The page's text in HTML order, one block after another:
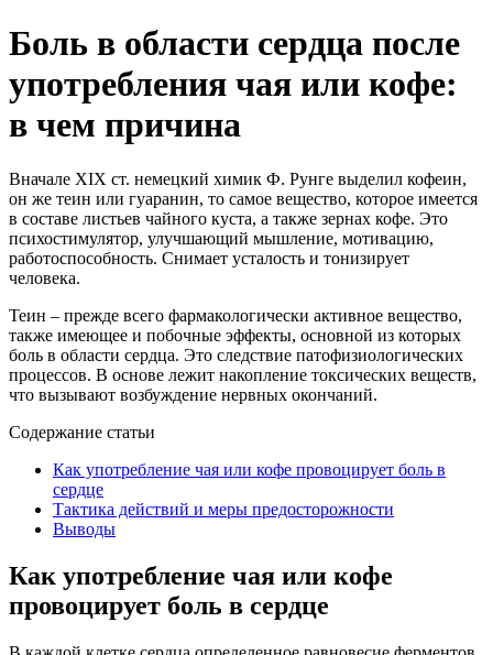
Боль в области сердца после
употребления чая или кофе:
в чем причина
Вначале XIX cт. немецкий химик Ф. Рунге выделил кофеин,
он же теин или гуаранин, то самое вещество, которое имеется
в составе листьев чайного куста, а также зернах кофе. Это
психостимулятор, улучшающий мышление, мотивацию,
работоспособность. Снимает усталость и тонизирует
человека.
Теин – прежде всего фармакологически активное вещество,
также имеющее и побочные эффекты, основной из которых
боль в области сердца. Это следствие патофизиологических
процессов. В основе лежит накопление токсических веществ,
что вызывают возбуждение нервных окончаний.
Содержание статьи
Как употребление чая или кофе провоцирует боль в
сердце
Тактика действий и меры предосторожности
Выводы
Как употребление чая или кофе
провоцирует боль в сердце